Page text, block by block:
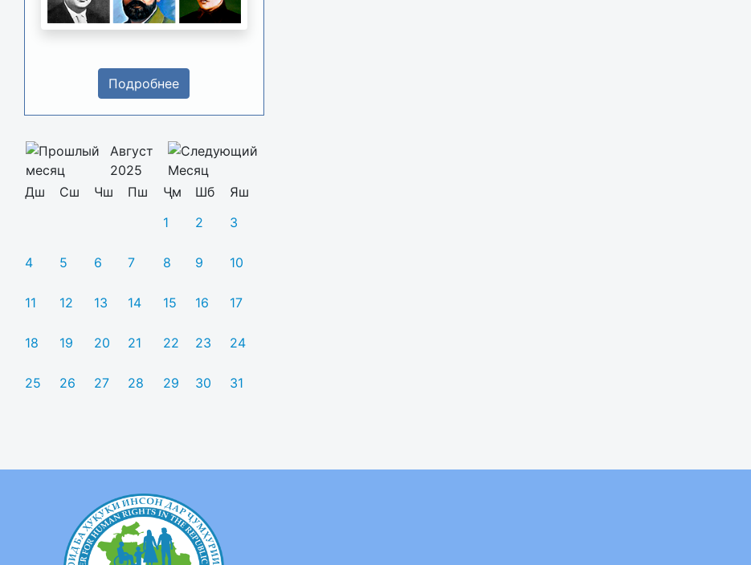
Подробнее
Август
2025
Дш
Сш Чш Пш Ҷм Шб
Яш
1
2 3
4 5 6 7 8 9 10
11 12 13 14 15 16 17
18 19 20 21 22 23 24
25 26 27 28 29 30 31